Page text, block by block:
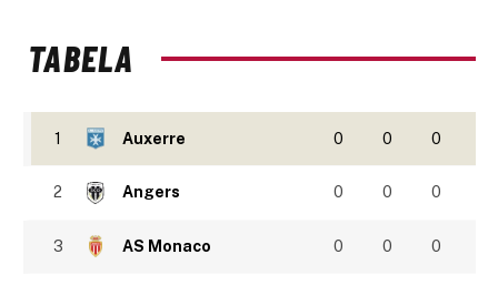
TABELA
1 Auxerre 0 0 0
2 Angers 0 0 0
3 AS Monaco 0 0 0